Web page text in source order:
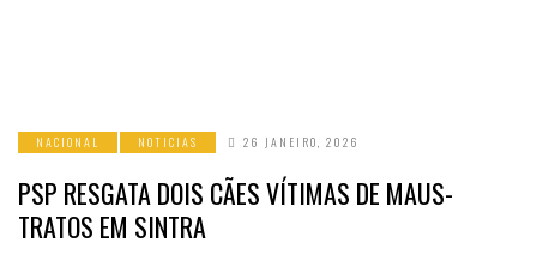
NACIONAL NOTICIAS 26 JANEIRO, 2026
PSP RESGATA DOIS CÃES VÍTIMAS DE MAUS-
TRATOS EM SINTRA